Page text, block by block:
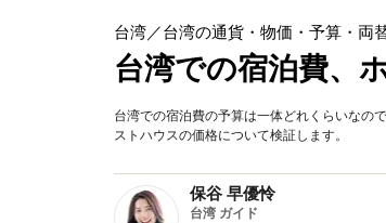
台湾／台湾の通貨・物価・予算・両
台湾での宿泊費、
台湾での宿泊費の予算は一体どれくらいなの
ストハウスの価格について検証します。
保谷 早優怜
台湾 ガイド